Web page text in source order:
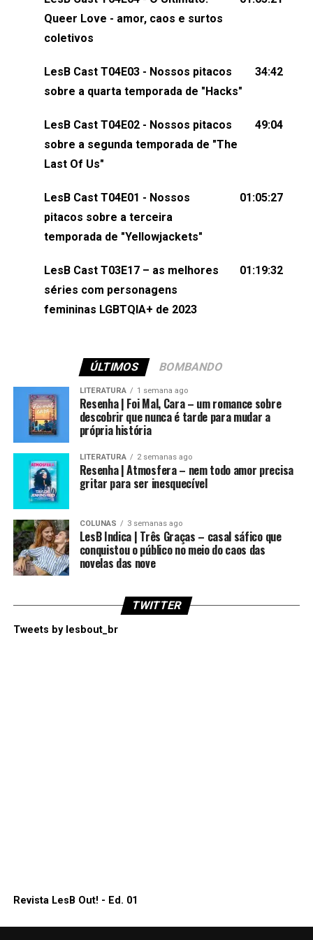
claro, tudo o que esse reality nos fez pensar (e rir)
sobre amor sáfico!Você também pode participar
comentários, perguntas ou qualquer outra coisa,
nos envie uma mensagem pelas redes sociais ou
esqueça de visitar nosso site e também redes
sociais:Twitter: ⁠⁠⁠⁠@lesbout_br⁠⁠⁠⁠ Instagram: ⁠⁠⁠⁠@lesbout_br⁠⁠⁠⁠
(⁠⁠⁠⁠⁠⁠@KarolenPassos⁠⁠⁠⁠⁠⁠)Participação de Bruna Fentanes
(⁠⁠⁠⁠@brunarfentanes⁠⁠⁠⁠) e Pollyelly FlorêncioEdição de
Naiady Machado
Queer Love - amor, caos e surtos
coletivos
LesB Cast T04E03 - Nossos pitacos
sobre a quarta temporada de "Hacks"
34:42
LesB Cast T04E02 - Nossos pitacos
sobre a segunda temporada de "The
Last Of Us"
49:04
LesB Cast T04E01 - Nossos
pitacos sobre a terceira
temporada de "Yellowjackets"
01:05:27
LesB Cast T03E17 – as melhores
séries com personagens
femininas LGBTQIA+ de 2023
01:19:32
ÚLTIMOS BOMBANDO
LITERATURA 1 semana ago
Resenha | Foi Mal, Cara – um romance sobre
descobrir que nunca é tarde para mudar a
própria história
LITERATURA 2 semanas ago
Resenha | Atmosfera – nem todo amor precisa
gritar para ser inesquecível
COLUNAS 3 semanas ago
LesB Indica | Três Graças – casal sáfico que
conquistou o público no meio do caos das
novelas das nove
TWITTER
Tweets by lesbout_br
Revista LesB Out! - Ed. 01